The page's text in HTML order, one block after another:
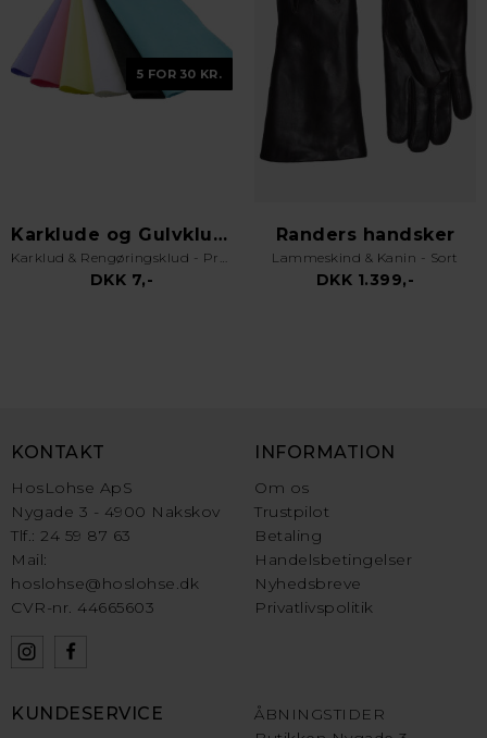
5 FOR 30 KR.
Karklude og Gulvklude
Karklud & Rengøringsklud - Pro Kvalitet - Valgfri Farve
DKK 7,-
Randers handsker
Lammeskind & Kanin - Sort
DKK 1.399,-
KONTAKT
HosLohse ApS
Nygade 3 - 4900 Nakskov
Tlf.: 24 59 87 63
Mail:
hoslohse@hoslohse.dk
CVR-nr. 44665603
INFORMATION
Om os
Trustpilot
Betaling
Handelsbetingelser
Nyhedsbreve
Privatlivspolitik
KUNDESERVICE
ÅBNINGSTIDER